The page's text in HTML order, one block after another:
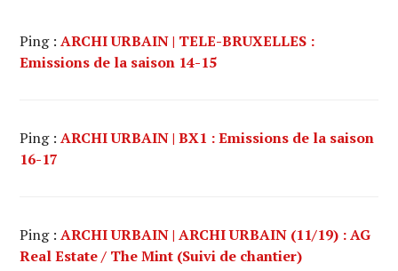
Ping :ARCHI URBAIN | TELE-BRUXELLES :
Emissions de la saison 14-15
Ping :ARCHI URBAIN | BX1 : Emissions de la saison
16-17
Ping :ARCHI URBAIN | ARCHI URBAIN (11/19) : AG
Real Estate / The Mint (Suivi de chantier)